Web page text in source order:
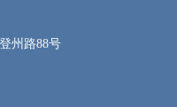
州路88号